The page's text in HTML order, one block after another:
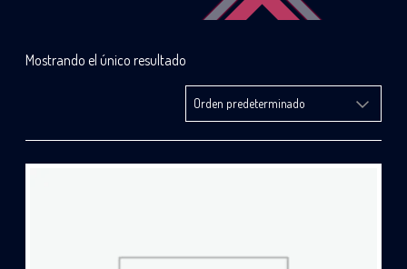
Mostrando el único resultado